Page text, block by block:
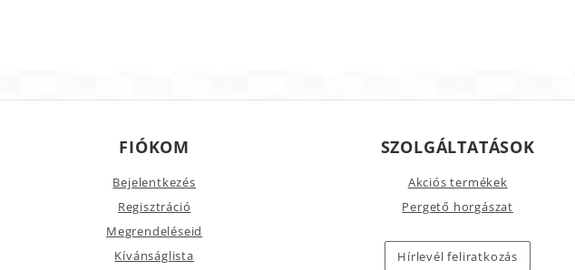
FIÓKOM
Bejelentkezés
Regisztráció
Megrendeléseid
Kívánságlista
SZOLGÁLTATÁSOK
Akciós termékek
Pergető horgászat
Hírlevél feliratkozás